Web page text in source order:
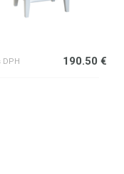
DPH 190.50 €